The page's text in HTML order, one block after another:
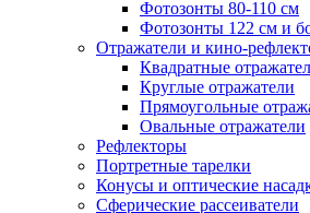
Фотозонты 80-110 см
Фотозонты 122 см и
Отражатели и кино-
Квадратные
Круглые отражатели
Прямоугольные
Овальные отражатели
Рефлекторы
Портретные тарелки
Конусы и оптические
Сферические рассеиватели